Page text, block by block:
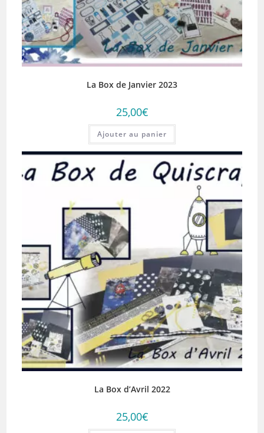
La Box de Janvier 2023
25,00€
Ajouter au panier
La Box d’Avril 2022
25,00€